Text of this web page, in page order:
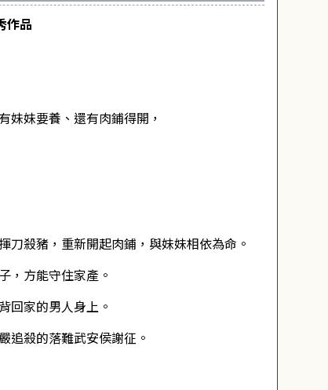
作品
妹妹要養、還有肉鋪得開，
刀殺豬，重新開起肉鋪，與妹妹相依為命。
，方能守住家產。
回家的男人身上。
追殺的落難武安侯謝征。